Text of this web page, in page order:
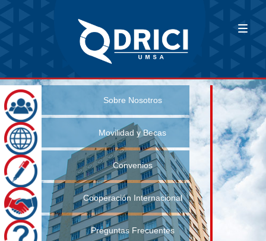
Sobre Nosotros
Movilidad y Becas
Convenios
Cooperación Internacional
Preguntas Frecuentes